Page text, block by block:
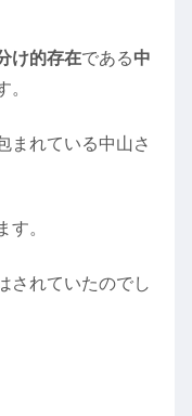
け的存在である中
。
まれている中山さ
す。
されていたのでし